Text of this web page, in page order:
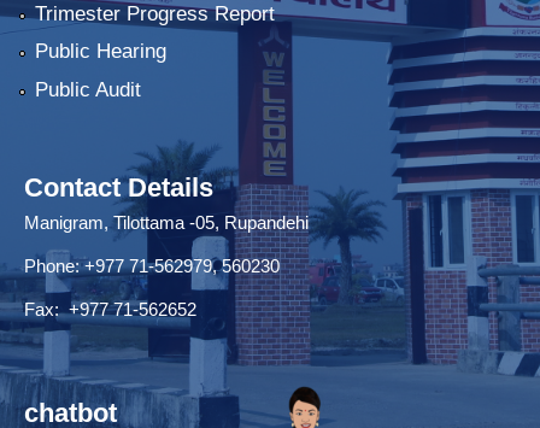
Trimester Progress Report
Public Hearing
Public Audit
Contact Details
Manigram, Tilottama -05, Rupandehi
Phone: +977 71-562979, 560230
Fax: +977 71-562652
chatbot